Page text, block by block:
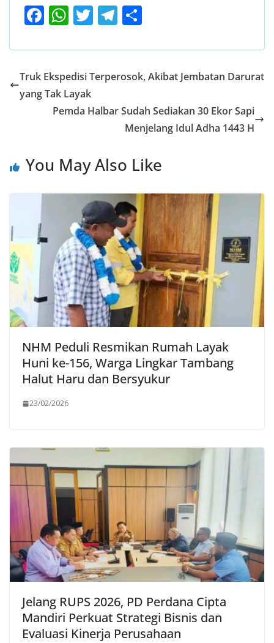
F
e
b
o
o
W
at
s
A
p
T
itt
er
T
e
gr
m
ar
e
Truk Ekspedisi Terperosok, Akibat Jembatan Darurat
yang Tak Layak
Pemda Halbar Sudah Sediakan 30 Ekor Sapi
Menjelang Idul Adha 1443 H
You May Also Like
NHM Peduli Resmikan Rumah Layak
Huni ke-156, Warga Lingkar Tambang
Halut Haru dan Bersyukur
23/02/2026
Jelang RUPS 2026, PD Perdana Cipta
Mandiri Perkuat Strategi Bisnis dan
Evaluasi Kinerja Perusahaan